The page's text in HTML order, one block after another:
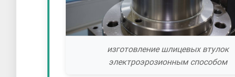
изготовление шлицевых втулок
электроэрозионным способом